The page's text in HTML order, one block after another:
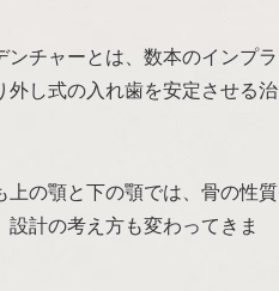
ンチャーとは、数本のインプラ
外し式の入れ歯を安定させる治
上の顎と下の顎では、骨の性質
設計の考え方も変わってきま